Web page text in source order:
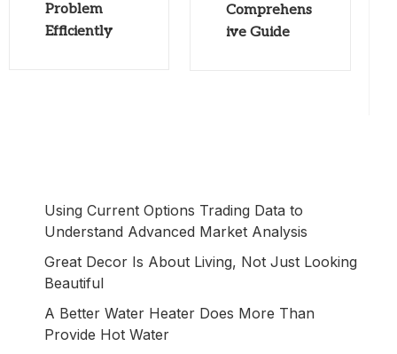
Problem
Efficiently
Comprehens
ive Guide
Using Current Options Trading Data to
Understand Advanced Market Analysis
Great Decor Is About Living, Not Just Looking
Beautiful
A Better Water Heater Does More Than
Provide Hot Water